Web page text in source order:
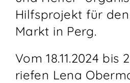
Hilfsprojekt für
Markt in Perg.
Vom 18.11.2024 bis
riefen Lena